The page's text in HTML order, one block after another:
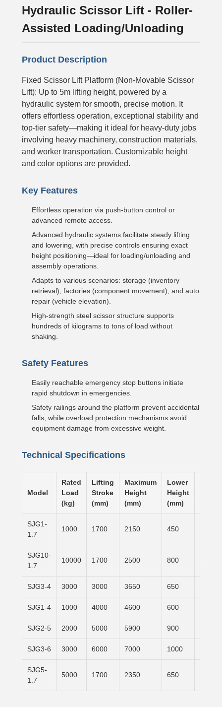
Hydraulic Scissor Lift - Roller-
Assisted Loading/Unloading
Product Description
Fixed Scissor Lift Platform (Non-Movable Scissor
Lift): Up to 5m lifting height, powered by a
hydraulic system for smooth, precise motion. It
offers effortless operation, exceptional stability and
top-tier safety—making it ideal for heavy-duty jobs
involving heavy machinery, construction materials,
and worker transportation. Customizable height
and color options are provided.
Key Features
Effortless operation via push-button control or
advanced remote access.
Advanced hydraulic systems facilitate steady lifting
and lowering, with precise controls ensuring exact
height positioning—ideal for loading/unloading and
assembly operations.
Adapts to various scenarios: storage (inventory
retrieval), factories (component movement), and auto
repair (vehicle elevation).
High-strength steel scissor structure supports
hundreds of kilograms to tons of load without
shaking.
Safety Features
Easily reachable emergency stop buttons initiate
rapid shutdown in emergencies.
Safety railings around the platform prevent accidental
falls, while overload protection mechanisms avoid
equipment damage from excessive weight.
Technical Specifications
Model
Rated
Load
(kg)
Lifting
Stroke
(mm)
Maximum
Height
(mm)
Lower
Height
(mm)
Table
(mm)
SJG1-
1.7
1000 1700 2150 450
SJG10-
1.7
10000 1700 2500 800
SJG3-4 3000 3000 3650 650
SJG1-4 1000 4000 4600 600
SJG2-5 2000 5000 5900 900
SJG3-6 3000 6000 7000 1000
SJG5-
1.7
5000 1700 2350 650